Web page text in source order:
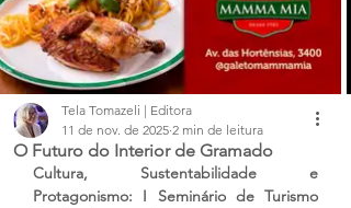
O Futuro do Interior de Gramado
Tela Tomazeli | Editora
11 de nov. de 2025 2 min de leitura
Cultura, Sustentabilidade e
Protagonismo: I Seminário de Turismo